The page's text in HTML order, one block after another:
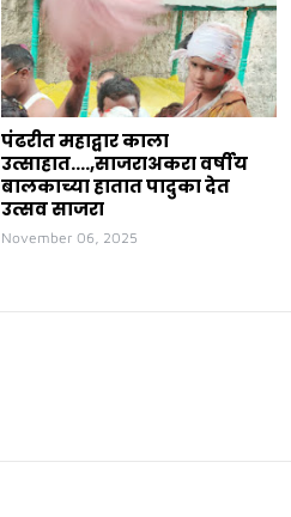
पंढरीत महाद्वार काला
उत्साहात....,साजराअकरा वर्षीय
बालकाच्या हातात पादुका देत
उत्सव साजरा
November 06, 2025